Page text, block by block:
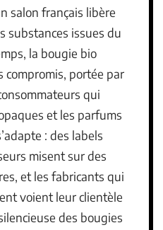
salon français libère
substances issues du
la bougie bio
compromis, portée par
qui
et les parfums
: des labels
misent sur des
et les fabricants qui
voient leur clientèle
des bougies